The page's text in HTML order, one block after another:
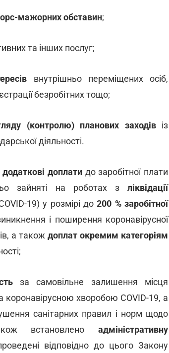
мажорних обставин;
та інших послуг;
внутрішньо переміщених осіб,
безробітних тощо;
(контролю) планових заходівіз
діяльності.
додаткові доплати до заробітної плати
зайняті на роботах з ліквідації
19) у розмірі до200 % заробітної
і поширення коронавірусної
а також доплат окремим категоріям
за самовільне залишення місця
коронавірусною хворобою COVID-19, а
санітарних правил і норм щодо
встановлено адміністративну
відповідно до цього Закону